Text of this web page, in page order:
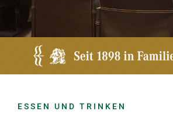
Wellness
Aktivitäten
ESSEN UND TRINKEN